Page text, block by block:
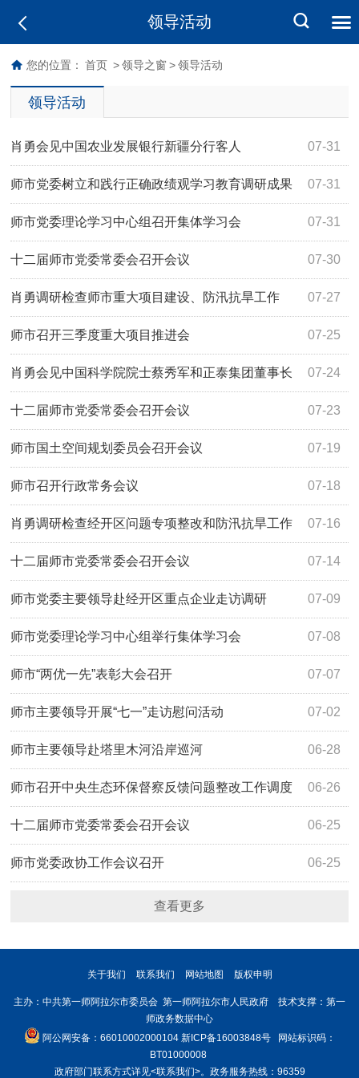
领导活动
您的位置： 首页 > 领导之窗 > 领导活动
领导活动
07-31
肖勇会见中国农业发展银行新疆分行客人
07-31
师市党委树立和践行正确政绩观学习教育调研成果
交流会召开 07-31
师市党委理论学习中心组召开集体学习会
07-30
十二届师市党委常委会召开会议
07-27
肖勇调研检查师市重大项目建设、防汛抗旱工作
07-25
师市召开三季度重大项目推进会
07-24
肖勇会见中国科学院院士蔡秀军和正泰集团董事长
南存辉 07-23
十二届师市党委常委会召开会议
07-19
师市国土空间规划委员会召开会议
07-18
师市召开行政常务会议
07-16
肖勇调研检查经开区问题专项整改和防汛抗旱工作
07-14
十二届师市党委常委会召开会议
07-09
师市党委主要领导赴经开区重点企业走访调研
07-08
师市党委理论学习中心组举行集体学习会
07-07
师市“两优一先”表彰大会召开
07-02
师市主要领导开展“七一”走访慰问活动
06-28
师市主要领导赴塔里木河沿岸巡河
06-26
师市召开中央生态环保督察反馈问题整改工作调度
推进会 06-25
十二届师市党委常委会召开会议
06-25
师市党委政协工作会议召开
查看更多
关于我们 联系我们 网站地图 版权申明
主办：中共第一师阿拉尔市委员会 第一师阿拉尔市人民政府 技术支撑：第一
师政务数据中心
阿公网安备：66010002000104 新ICP备16003848号网站标识码：
BT01000008
政府部门联系方式详见<联系我们>。政务服务热线：96359